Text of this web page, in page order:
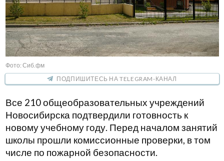
Фото: Сиб.фм
ПОДПИШИТЕСЬ НА TELEGRAM-КАНАЛ
Все 210 общеобразовательных учреждений
Новосибирска подтвердили готовность к
новому учебному году. Перед началом занятий
школы прошли комиссионные проверки, в том
числе по пожарной безопасности.